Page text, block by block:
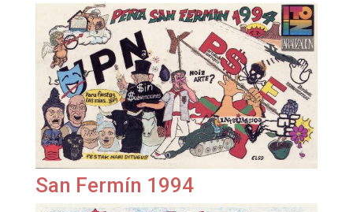
San Fermín 1994